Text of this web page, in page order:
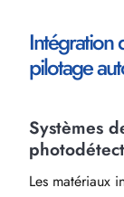
Intégration
pilotage
Systèmes
Les matériaux